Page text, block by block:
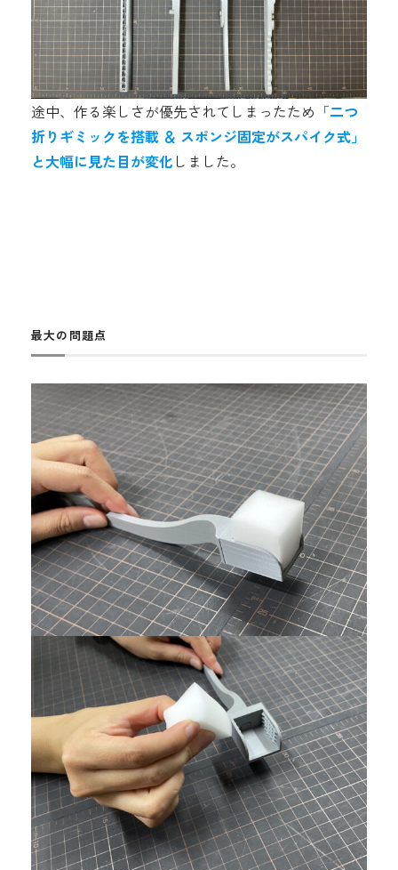
途中、作る楽しさが優先されてしまったため 「二つ
折りギミックを搭載 ＆ スポンジ固定がスパイク式」
と大幅に見た目が変化 しました。
最大の問題点